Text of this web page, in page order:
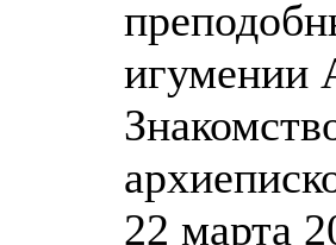
игумении
22 марта